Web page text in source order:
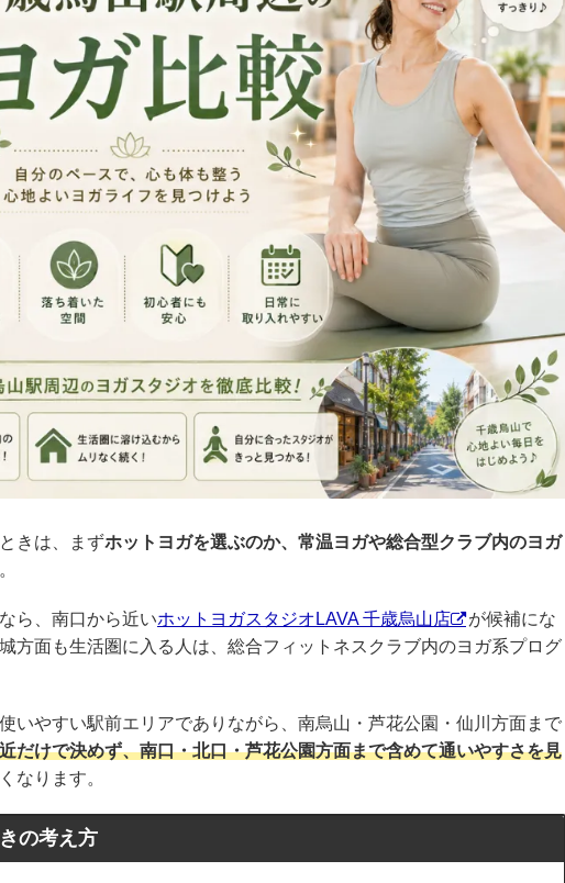
きは、まずホットヨガを選ぶのか、常温ヨガや総合型クラブ内のヨガ
ら、南口から近いホットヨガスタジオLAVA 千歳烏山店
が候補にな
方面も生活圏に入る人は、総合フィットネスクラブ内のヨガ系プログ
いやすい駅前エリアでありながら、南烏山・芦花公園・仙川方面まで
だけで決めず、南口・北口・芦花公園方面まで含めて通いやすさを見
なります。
の考え方